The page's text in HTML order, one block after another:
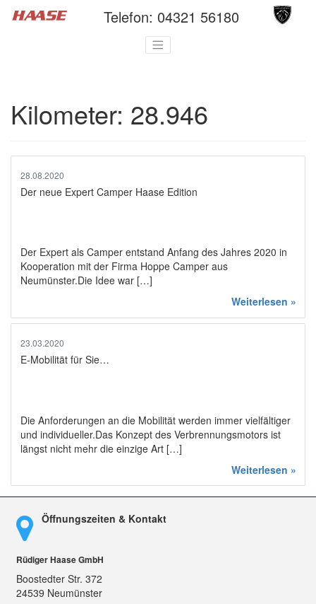
Telefon: 04321 56180
Kilometer: 28.946
28.08.2020
Der neue Expert Camper Haase Edition
Der Expert als Camper entstand Anfang des Jahres 2020 in
Kooperation mit der Firma Hoppe Camper aus
Neumünster.Die Idee war […]
Weiterlesen »
23.03.2020
E-Mobilität für Sie…
Die Anforderungen an die Mobilität werden immer vielfältiger
und individueller.Das Konzept des Verbrennungsmotors ist
längst nicht mehr die einzige Art […]
Weiterlesen »
Öffnungszeiten & Kontakt
Rüdiger Haase GmbH
Boostedter Str. 372
24539 Neumünster